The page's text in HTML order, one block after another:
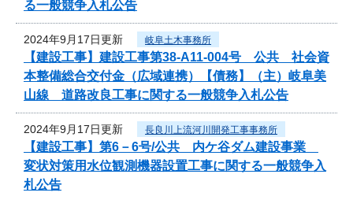
る一般競争入札公告
2024年9月17日更新 岐阜土木事務所
【建設工事】建設工事第38-A11-004号 公共 社会資
本整備総合交付金（広域連携）【債務】（主）岐阜美
山線 道路改良工事に関する一般競争入札公告
2024年9月17日更新 長良川上流河川開発工事事務所
【建設工事】第6－6号/公共 内ケ谷ダム建設事業
変状対策用水位観測機器設置工事に関する一般競争入
札公告